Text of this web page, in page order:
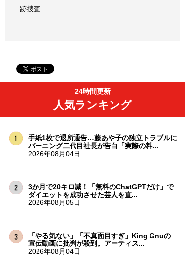
跡捜査
24時間更新
人気ランキング
手紙1枚で退所通告…藤あや子の独立トラブルに
バーニング二代目社長が告白「実際の料...
2026年08月04日
3か月で20キロ減！「無料のChatGPTだけ」で
ダイエットを成功させた芸人を直...
2026年08月05日
「やる気ない」「不真面目すぎ」King Gnuの
宣伝動画に批判が殺到。アーティス...
2026年08月04日